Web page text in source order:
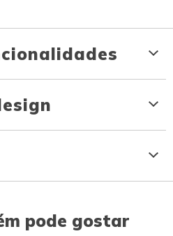
pode gostar